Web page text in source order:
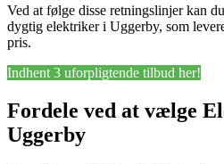
Ved at følge disse retningslinjer kan
dygtig elektriker i Uggerby, som
pris.
Indhent 3 uforpligtende tilbud her!
Fordele ved at vælge
Uggerby